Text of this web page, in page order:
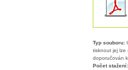
Typ souboru:
tisknout jej lze
doporučován
Počet stažení: